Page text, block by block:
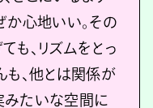
か心地いい。その
も、リズムをとっ
も、他とは関係が
みたいな空間に